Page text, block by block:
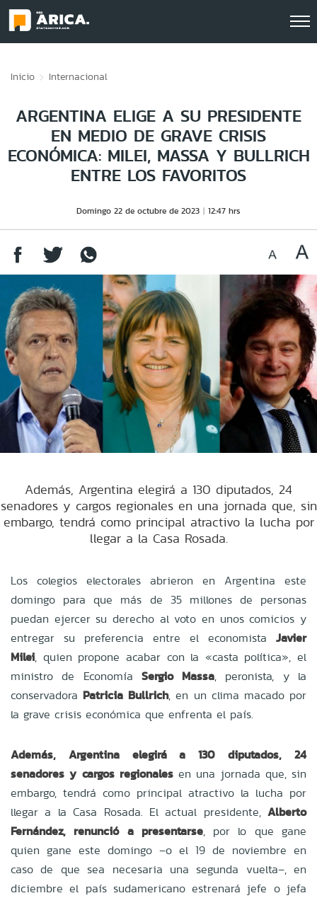
Inicio Internacional
ARGENTINA ELIGE A SU PRESIDENTE
EN MEDIO DE GRAVE CRISIS
ECONÓMICA: MILEI, MASSA Y BULLRICH
ENTRE LOS FAVORITOS
Domingo 22 de octubre de 2023 12:47 hrs
Además, Argentina elegirá a 130 diputados, 24
senadores y cargos regionales en una jornada que, sin
embargo, tendrá como principal atractivo la lucha por
llegar a la Casa Rosada.
Los colegios electorales abrieron en Argentina este
domingo para que más de 35 millones de personas
puedan ejercer su derecho al voto en unos comicios y
entregar su preferencia entre el economista
Javier
Milei, quien propone acabar con la «casta política», el
ministro de Economía Sergio Massa, peronista, y la
conservadora Patricia Bullrich, en un clima macado por
la grave crisis económica que enfrenta el país.
Además, Argentina elegirá a 130 diputados, 24
senadores y cargos regionales en una jornada que, sin
embargo, tendrá como principal atractivo la lucha por
llegar a la Casa Rosada. El actual presidente, Alberto
Fernández, renunció a presentarse, por lo que gane
quien gane este domingo –o el 19 de noviembre en
caso de que sea necesaria una segunda vuelta–, en
diciembre el país sudamericano estrenará jefe o jefa